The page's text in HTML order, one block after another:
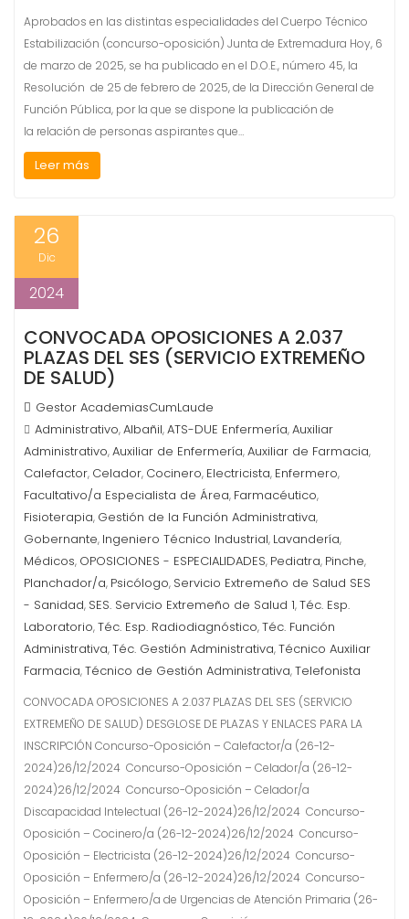
Aprobados en las distintas especialidades del Cuerpo Técnico
Estabilización (concurso-oposición) Junta de Extremadura Hoy, 6
de marzo de 2025, se ha publicado en el D.O.E., número 45, la
Resolución de 25 de febrero de 2025, de la Dirección General de
Función Pública, por la que se dispone la publicación de
la relación de personas aspirantes que…
Leer más
26
Dic
2024
CONVOCADA OPOSICIONES A 2.037
PLAZAS DEL SES (SERVICIO EXTREMEÑO
DE SALUD)
Gestor AcademiasCumLaude
Administrativo,Albañil,ATS-DUE Enfermería,Auxiliar
Administrativo,Auxiliar de Enfermería,Auxiliar de Farmacia,
Calefactor, Celador, Cocinero, Electricista, Enfermero,
Facultativo/a Especialista de Área, Farmacéutico,
Fisioterapia, Gestión de la Función Administrativa,
Gobernante, Ingeniero Técnico Industrial, Lavandería,
Médicos, OPOSICIONES - ESPECIALIDADES, Pediatra, Pinche,
Planchador/a, Psicólogo, Servicio Extremeño de Salud SES
- Sanidad, SES. Servicio Extremeño de Salud 1,Téc. Esp.
Laboratorio,Téc. Esp. Radiodiagnóstico,Téc. Función
Administrativa,Téc. Gestión Administrativa,Técnico Auxiliar
Farmacia,Técnico de Gestión Administrativa,Telefonista
CONVOCADA OPOSICIONES A 2.037 PLAZAS DEL SES (SERVICIO
EXTREMEÑO DE SALUD) DESGLOSE DE PLAZAS Y ENLACES PARA LA
INSCRIPCIÓN Concurso-Oposición – Calefactor/a (26-12-
2024)26/12/2024 Concurso-Oposición – Celador/a (26-12-
2024)26/12/2024 Concurso-Oposición – Celador/a
Discapacidad Intelectual (26-12-2024)26/12/2024 Concurso-
Oposición – Cocinero/a (26-12-2024)26/12/2024 Concurso-
Oposición – Electricista (26-12-2024)26/12/2024 Concurso-
Oposición – Enfermero/a (26-12-2024)26/12/2024 Concurso-
Oposición – Enfermero/a de Urgencias de Atención Primaria (26-